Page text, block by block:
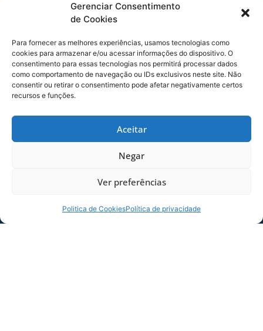
Gerenciar Consentimento
de Cookies
Para fornecer as melhores experiências, usamos tecnologias como
cookies para armazenar e/ou acessar informações do dispositivo. O
consentimento para essas tecnologias nos permitirá processar dados
como comportamento de navegação ou IDs exclusivos neste site. Não
consentir ou retirar o consentimento pode afetar negativamente certos
recursos e funções.
Aceitar
Negar
Ver preferências
Politica de CookiesPolítica de privacidade
participantes podem obter certificado.